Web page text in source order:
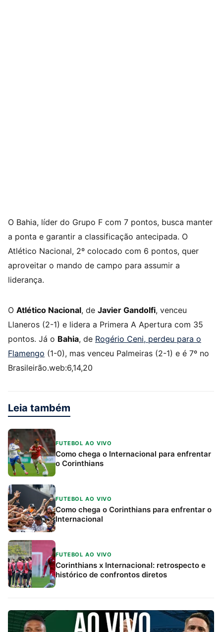
O Bahia, líder do Grupo F com 7 pontos, busca manter
a ponta e garantir a classificação antecipada. O
Atlético Nacional, 2º colocado com 6 pontos, quer
aproveitar o mando de campo para assumir a
liderança.
O Atlético Nacional, de Javier Gandolfi, venceu
Llaneros (2-1) e lidera a Primera A Apertura com 35
pontos. Já o Bahia, de Rogério Ceni, perdeu para o
Flamengo (1-0), mas venceu Palmeiras (2-1) e é 7º no
Brasileirão.web:6,14,20
Leia também
FUTEBOL AO VIVO
Como chega o Internacional para enfrentar
o Corinthians
FUTEBOL AO VIVO
Como chega o Corinthians para enfrentar o
Internacional
FUTEBOL AO VIVO
Corinthians x Internacional: retrospecto e
histórico de confrontos diretos